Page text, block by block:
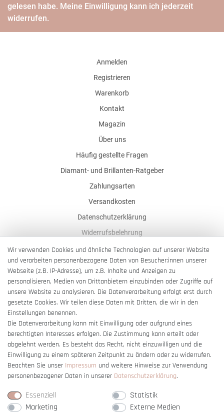
gelesen habe. Meine Einwilligung kann ich jederzeit
widerrufen.
Anmelden
Registrieren
Warenkorb
Kontakt
Magazin
Über uns
Häufig gestellte Fragen
Diamant- und Brillanten-Ratgeber
Zahlungsarten
Versandkosten
Datenschutzerklärung
Widerrufsbelehrung
AGB
Impressum
Barrierefreiheitserklärung
Vertrag widerrufen
Wir verwenden Cookies und ähnliche Technologien auf unserer Website
und verarbeiten personenbezogene Daten von Besucher:innen unserer
Webseite (z.B. IP-Adresse), um z.B. Inhalte und Anzeigen zu
personalisieren, Medien von Drittanbietern einzubinden oder Zugriffe auf
unsere Website zu analysieren. Die Datenverarbeitung erfolgt erst durch
gesetzte Cookies. Wir teilen diese Daten mit Dritten, die wir in den
Einstellungen benennen.
Die Datenverarbeitung kann mit Einwilligung oder aufgrund eines
berechtigten Interesses erfolgen. Die Zustimmung kann erteilt oder
abgelehnt werden. Es besteht das Recht, nicht einzuwilligen und die
Einwilligung zu einem späteren Zeitpunkt zu ändern oder zu widerrufen.
Beachten Sie unser Impressum und weitere Hinweise zur Verwendung
personenbezogener Daten in unserer Daten­schutz­erklärung.
Essenziell
Statistik
Marketing
Externe Medien